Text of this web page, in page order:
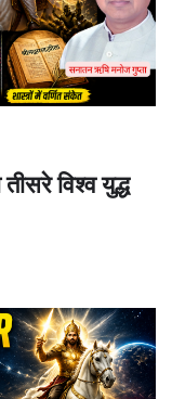
विश्व युद्ध